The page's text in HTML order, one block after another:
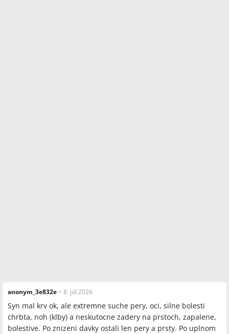
anonym_3e832e • 8. júl 2026
Syn mal krv ok, ale extremne suche pery, oci, silne bolesti
chrbta, noh (klby) a neskutocne zadery na prstoch, zapalene,
bolestive. Po znizeni davky ostali len pery a prsty. Po uplnom